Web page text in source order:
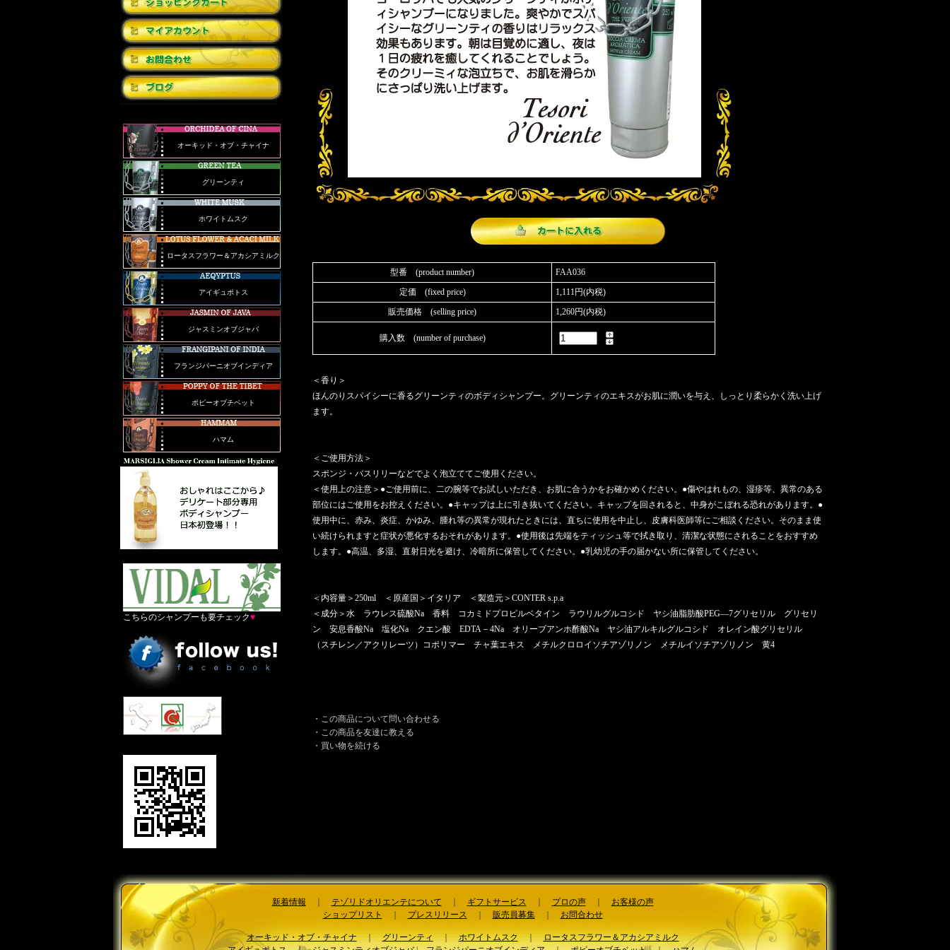
オーキッド・オブ・チャイナ
グリーンティ
ホワイトムスク
ロータスフラワー＆アカシアミルク
アイギュポトス
ジャスミンオブジャバ
フランジパーニオブインディア
ポピーオブチベット
ハマム
こちらのシャンプーも要チェック♥
型番 (product number)
FAA036
定価 (fixed price)
1,111円(内税)
販売価格 (selling price)
1,260円(内税)
購入数 (number of purchase)
＜香り＞
ほんのりスパイシーに香るグリーンティのボディシャンプー。グリーンティのエキスがお肌に潤いを与え、しっとり柔らかく洗い上げ
ます。
＜ご使用方法＞
スポンジ・バスリリーなどでよく泡立ててご使用ください。
＜使用上の注意＞●ご使用前に、二の腕等でお試しいただき、お肌に合うかをお確かめください。●傷やはれもの、湿疹等、異常のある
部位にはご使用をお控えください。●キャップは上に引き抜いてください。キャップを回されると、中身がこぼれる恐れがあります。●
使用中に、赤み、炎症、かゆみ、腫れ等の異常が現れたときには、直ちに使用を中止し、皮膚科医師等にご相談ください。そのまま使
い続けられますと症状が悪化するおそれがあります。●使用後は先端をティッシュ等で拭き取り、清潔な状態にされることをおすすめ
します。●高温、多湿、直射日光を避け、冷暗所に保管してください。●乳幼児の手の届かない所に保管してください。
＜内容量＞250ml ＜原産国＞イタリア ＜製造元＞CONTER s.p.a
＜成分＞水 ラウレス硫酸Na 香料 コカミドプロピルベタイン ラウリルグルコシド ヤシ油脂肪酸PEG―7グリセリル グリセリ
ン 安息香酸Na 塩化Na クエン酸 EDTA－4Na オリーブアンホ酢酸Na ヤシ油アルキルグルコシド オレイン酸グリセリル
（スチレン／アクリレーツ）コポリマー チャ葉エキス メチルクロロイソチアゾリノン メチルイソチアゾリノン 黄4
・この商品について問い合わせる
・この商品を友達に教える
・買い物を続ける
新着情報 テゾリドオリエンテについて ギフトサービス プロの声｜
お客様の声
ショップリスト
プレスリリース 販売員募集｜ お問合わせ
オーキッド・オブ・チャイナ｜グリーンティ｜ホワイトムスク｜ロータスフラワー＆アカシアミルク